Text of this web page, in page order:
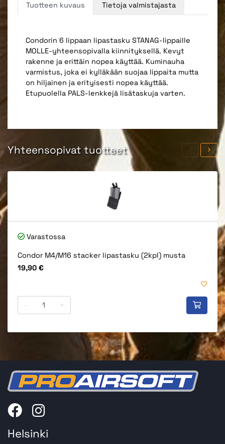
Tuotteen kuvaus Tietoja valmistajasta
Condorin 6 lippaan lipastasku STANAG-lippaille
MOLLE-yhteensopivalla kiinnityksellä. Kevyt
rakenne ja erittäin nopea käyttää. Kuminauha
varmistus, joka ei kylläkään suojaa lippaita mutta
on hiljainen ja erityisesti nopea käyttää.
Etupuolella PALS-lenkkejä lisätaskuja varten.
Yhteensopivat tuotteet
Varastossa
Condor M4/M16 stacker lipastasku (2kpl) musta
Hinta
19,90 €
- +
Helsinki